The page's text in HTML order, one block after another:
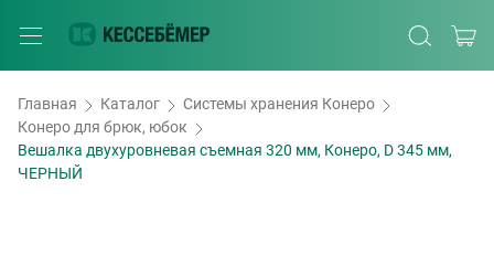
Главная Каталог
Системы хранения Конеро
Конеро для брюк, юбок
Вешалка двухуровневая съемная 320 мм, Конеро, D 345 мм,
ЧЕРНЫЙ